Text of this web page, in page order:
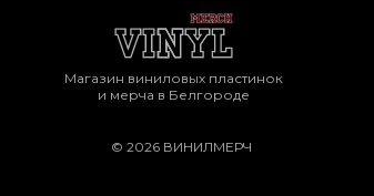
Магазин виниловых пластинок
и мерча в Белгороде
© 2026 ВИНИЛМЕРЧ